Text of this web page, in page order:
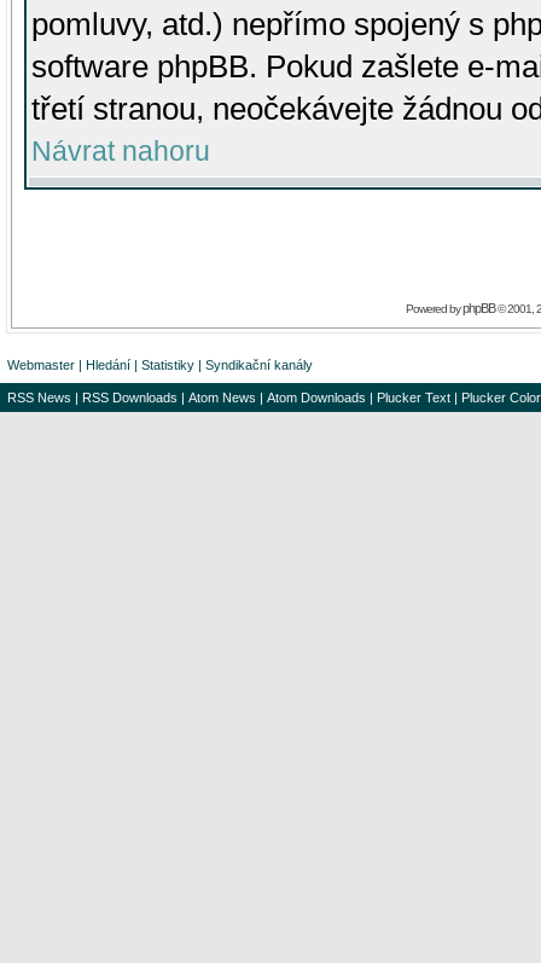
pomluvy, atd.) nepřímo spojený s
software phpBB. Pokud zašlete e-
třetí stranou, neočekávejte žádnou
Návrat nahoru
Powered byphpBB© 2001,
Webmaster | Hledání | Statistiky | Syndikační kanály
RSS News | RSS Downloads | Atom News | Atom Downloads | Plucker Text | Plucker Color